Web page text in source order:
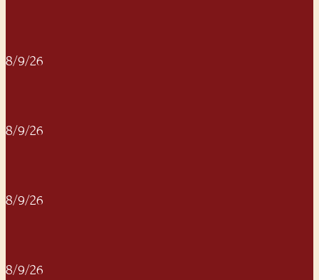
8/9/26
8/9/26
8/9/26
8/9/26